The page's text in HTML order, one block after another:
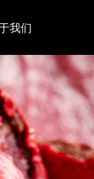
我们
我们